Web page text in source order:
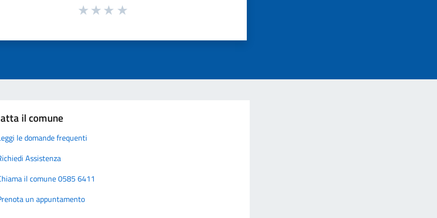
il comune
le domande frequenti
Assistenza
il comune 0585 6411
un appuntamento